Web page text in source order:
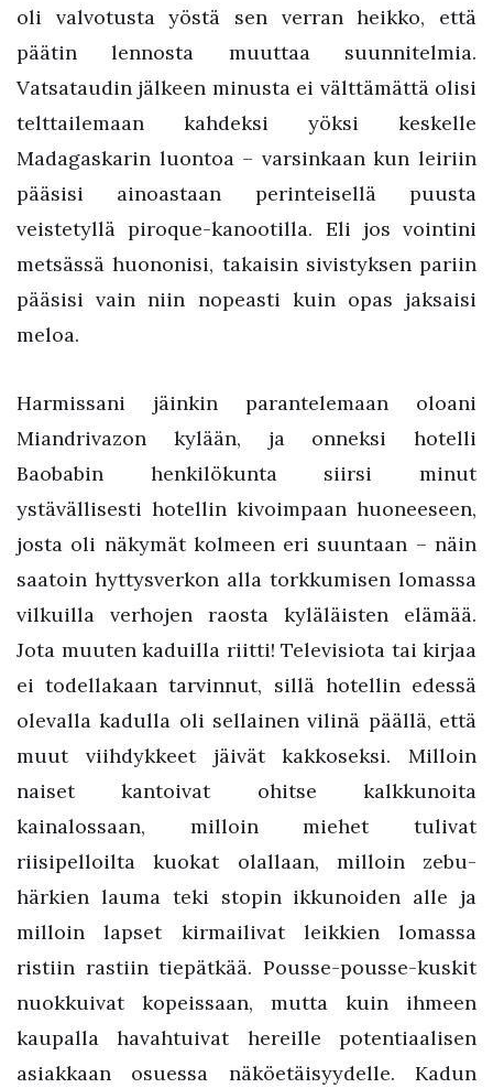
oli valvotusta yöstä sen verran heikko, että
päätin lennosta muuttaa suunnitelmia.
Vatsataudin jälkeen minusta ei välttämättä olisi
telttailemaan kahdeksi yöksi keskelle
Madagaskarin luontoa – varsinkaan kun leiriin
pääsisi ainoastaan perinteisellä puusta
veistetyllä piroque-kanootilla. Eli jos vointini
metsässä huononisi, takaisin sivistyksen pariin
pääsisi vain niin nopeasti kuin opas jaksaisi
meloa.
Harmissani jäinkin parantelemaan oloani
Miandrivazon kylään, ja onneksi hotelli
Baobabin henkilökunta siirsi minut
ystävällisesti hotellin kivoimpaan huoneeseen,
josta oli näkymät kolmeen eri suuntaan – näin
saatoin hyttysverkon alla torkkumisen lomassa
vilkuilla verhojen raosta kyläläisten elämää.
Jota muuten kaduilla riitti! Televisiota tai kirjaa
ei todellakaan tarvinnut, sillä hotellin edessä
olevalla kadulla oli sellainen vilinä päällä, että
muut viihdykkeet jäivät kakkoseksi. Milloin
naiset kantoivat ohitse kalkkunoita
kainalossaan, milloin miehet tulivat
riisipelloilta kuokat olallaan, milloin zebu-
härkien lauma teki stopin ikkunoiden alle ja
milloin lapset kirmailivat leikkien lomassa
ristiin rastiin tiepätkää. Pousse-pousse-kuskit
nuokkuivat kopeissaan, mutta kuin ihmeen
kaupalla havahtuivat hereille potentiaalisen
asiakkaan osuessa näköetäisyydelle. Kadun